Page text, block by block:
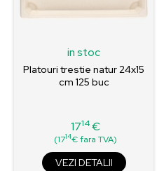
in stoc
Platouri trestie natur 24x15
cm 125 buc
Pret
1714€
(1714€ fara TVA)
VEZI DETALII